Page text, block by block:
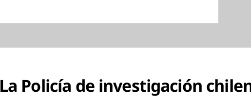
La Policía de investigación